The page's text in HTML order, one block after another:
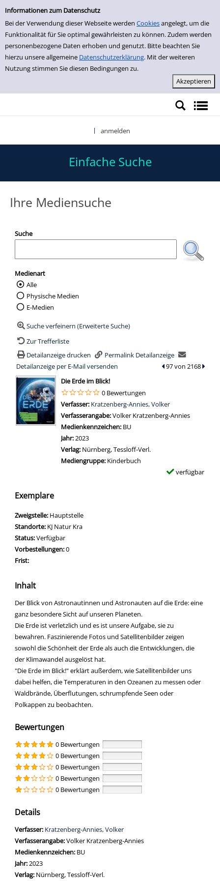
Einfache Suche
Informationen zum Datenschutz
Bei der Verwendung dieser Webseite werden Cookiesangelegt, um die
Funktionalität für Sie optimal gewährleisten zu können. Zudem werden
personenbezogene Daten erhoben und genutzt. Bitte beachten Sie
hierzu unsere allgemeine Datenschutzerklärung. Mit der weiteren
Nutzung stimmen Sie diesen Bedingungen zu.
Zur Detailanzeige springen
anmelden
Einfache Suche
Ihre Mediensuche
Suche
Medienart
Wählen Sie die Medienart nach der Sie
Alle
Physische Medien
E-Medien
Suche verfeinern (Erweiterte Suche)
Zur Trefferliste
Detailanzeige drucken
Permalink Detailanzeige
Detailanzeige per E-Mail versenden
zum vorherigen
97 von 2168zum
wird in neuem Tab geöffnet
Die Erde im Blick!
0 Bewertungen
Verfasser: Suche nach diesem Verfasser
Kratzenberg-Annies, Volker
Verfasserangabe:Volker Kratzenberg-Annies
Medienkennzeichen: BU
Jahr: 2023
Verlag: Nürnberg, Tessloff-Verl.
Mediengruppe: Kinderbuch
verfügbar
Exemplare
Zweigstelle: Hauptstelle
Standorte: KJ Natur Kra
Status:Verfügbar
Vorbestellungen:0
Frist:
Inhalt
Der Blick von Astronautinnen und Astronauten auf die Erde: eine
ganz besondere Sicht auf unseren Planeten.
Die Erde ist verletzlich und es ist unsere Aufgabe, sie zu
bewahren. Faszinierende Fotos und Satellitenbilder zeigen
sowohl die Schönheit der Erde als auch die Entwicklungen, die
der Klimawandel ausgelöst hat.
"Die Erde im Blick!" erklärt außerdem, wie Satellitenbilder uns
dabei helfen, die Temperaturen in den Ozeanen zu messen oder
Waldbrände, Überflutungen, schrumpfende Seen oder
Polkappen zu beobachten.
Bewertungen
0 Bewertungen
0 Bewertungen
0 Bewertungen
0 Bewertungen
0 Bewertungen
Details
Verfasser: Suche nach diesem Verfasser
Kratzenberg-Annies, Volker
Verfasserangabe:Volker Kratzenberg-Annies
Medienkennzeichen: BU
Jahr: 2023
Verlag: Nürnberg, Tessloff-Verl.